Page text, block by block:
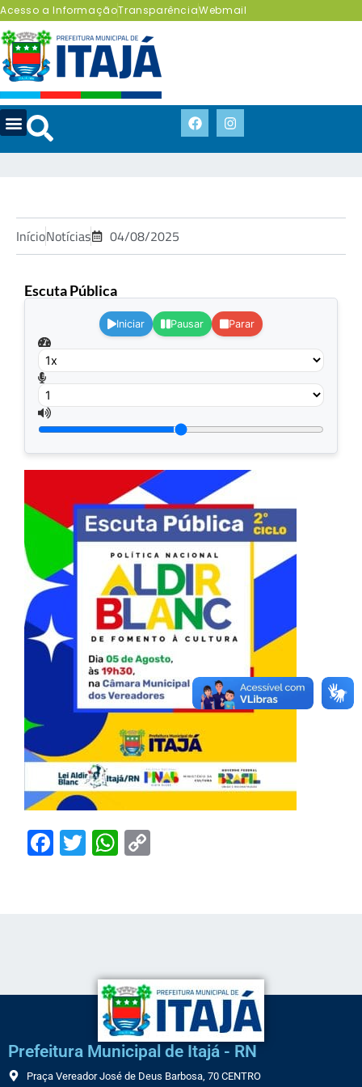
Acesso a InformaçãoTransparênciaWebmail
InícioNotícias 04/08/2025
Escuta Pública
Iniciar Pausar Parar
Facebook
TwitterWhatsApp
Prefeitura Municipal de Itajá - RN
Praça Vereador José de Deus Barbosa, 70 CENTRO